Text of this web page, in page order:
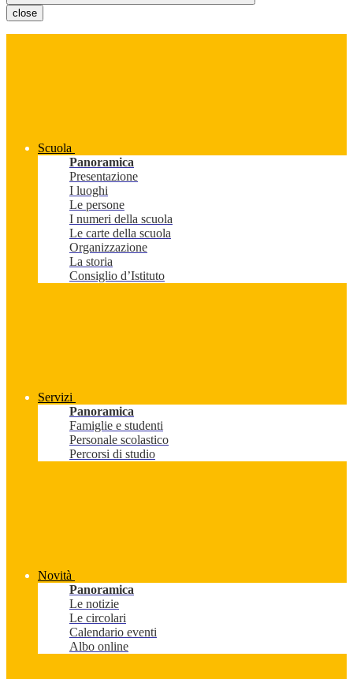
close
Scuola
Panoramica
Presentazione
I luoghi
Le persone
I numeri della scuola
Le carte della scuola
Organizzazione
La storia
Consiglio d’Istituto
Servizi
Panoramica
Famiglie e studenti
Personale scolastico
Percorsi di studio
Novità
Panoramica
Le notizie
Le circolari
Calendario eventi
Albo online